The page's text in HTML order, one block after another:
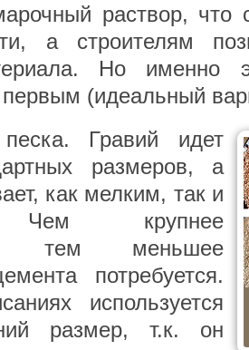
раствор, что
а строителям
Но именно
первым (идеальный
песка. Гравий идет
размеров, а
как мелким, так и
Чем крупнее
тем меньшее
потребуется.
используется
размер, т.к. он